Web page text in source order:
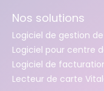
Nos solutions
Logiciel de gestion
Logiciel pour centre
Logiciel de
Lecteur de carte